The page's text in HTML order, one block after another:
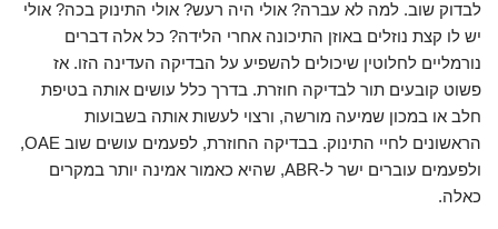
לבדוק שוב. למה לא עברה? אולי היה רעש? אולי התינוק בכה? אולי
יש לו קצת נוזלים באוזן התיכונה אחרי הלידה? כל אלה דברים
נורמליים לחלוטין שיכולים להשפיע על הבדיקה העדינה הזו. אז
פשוט קובעים תור לבדיקה חוזרת. בדרך כלל עושים אותה בטיפת
חלב או במכון שמיעה מורשה, ורצוי לעשות אותה בשבועות
הראשונים לחיי התינוק. בבדיקה החוזרת, לפעמים עושים שוב OAE,
ולפעמים עוברים ישר ל-ABR, שהיא כאמור אמינה יותר במקרים
כאלה.